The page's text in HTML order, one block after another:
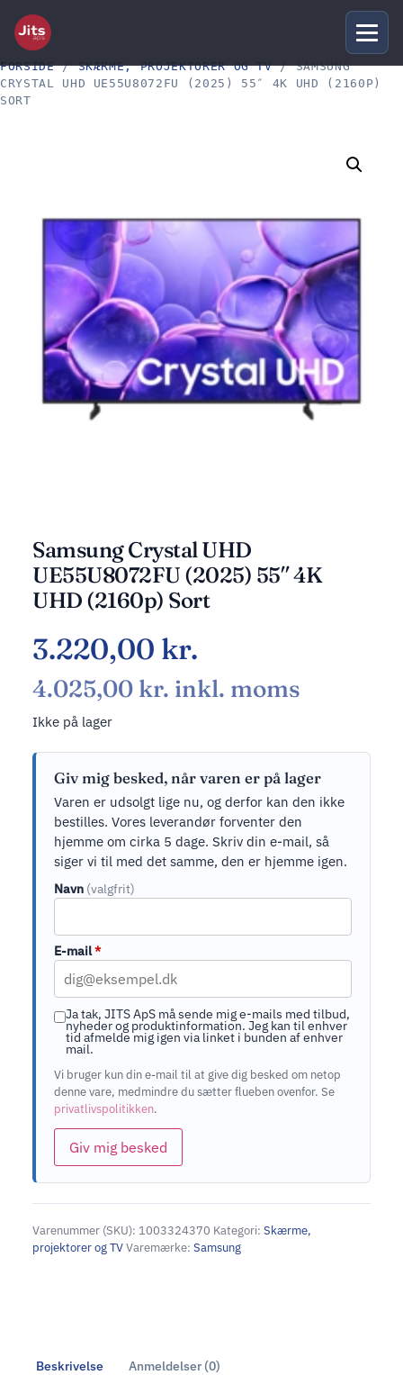
FORSIDE/SKÆRME, PROJEKTORER OG TV/ SAMSUNG
CRYSTAL UHD UE55U8072FU (2025) 55″ 4K UHD (2160P)
SORT
Samsung Crystal UHD
UE55U8072FU (2025) 55″ 4K
UHD (2160p) Sort
3.220,00 kr.
4.025,00 kr. inkl. moms
Ikke på lager
Giv mig besked, når varen er på lager
Varen er udsolgt lige nu, og derfor kan den ikke
bestilles. Vores leverandør forventer den
hjemme om cirka 5 dage. Skriv din e-mail, så
siger vi til med det samme, den er hjemme igen.
Navn (valgfrit)
E-mail*
Ja tak, JITS ApS må sende mig e-mails med tilbud,
nyheder og produktinformation. Jeg kan til enhver
tid afmelde mig igen via linket i bunden af enhver
mail.
Vi bruger kun din e-mail til at give dig besked om netop
denne vare, medmindre du sætter flueben ovenfor. Se
privatlivspolitikken.
Giv mig besked
Varenummer (SKU): 1003324370 Kategori: Skærme,
projektorer og TVVaremærke: Samsung
Beskrivelse Anmeldelser (0)